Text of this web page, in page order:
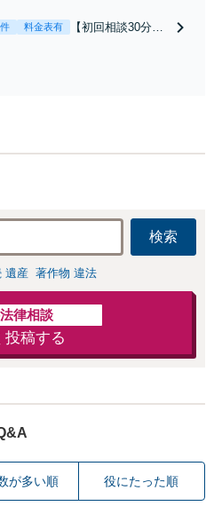
れたら、サインす
料金表有
【初回相談30分無
お店の風評被害対
応可：開示請求の
意見照会が来たと
きの対処法、被害
者との示談交渉
検索
遺産 著作物 違法
律相談
投稿する
が多い順 役にたった順